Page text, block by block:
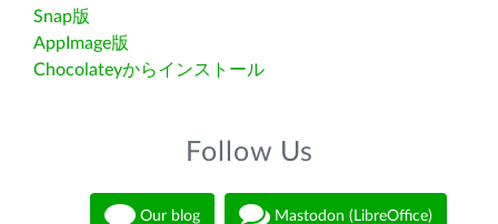
Snap版
AppImage版
Chocolateyからインストール
Follow Us
Our blog Mastodon (LibreOffice)